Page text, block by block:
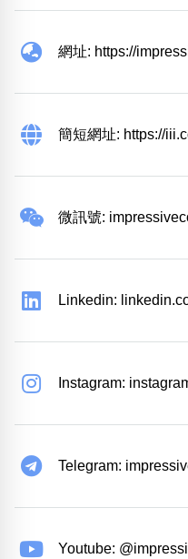
網址: https://
簡短網址: https://
微訊號:
Linkedin:
Instagram:
Telegram:
Youtube: